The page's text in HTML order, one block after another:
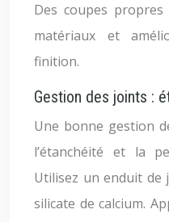
Des coupes
matériaux et
finition.
Gestion des joints :
Une bonne gestion
l’étanchéité et la
Utilisez un enduit de
silicate de calcium.